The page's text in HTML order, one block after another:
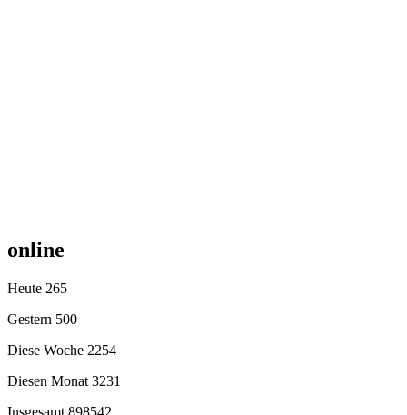
online
Heute 265
Gestern 500
Diese Woche 2254
Diesen Monat 3231
Insgesamt 898542